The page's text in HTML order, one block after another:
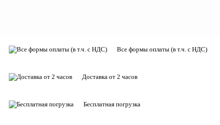
Все формы оплаты (в т.ч. с НДС)
Доставка от 2 часов
Бесплатная погрузка